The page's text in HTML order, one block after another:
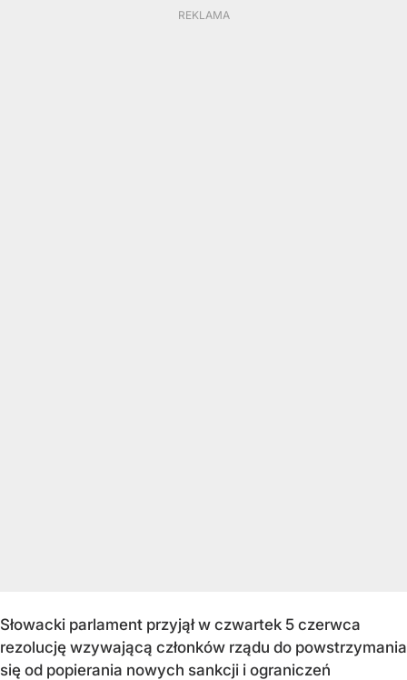
Słowacki parlament przyjął w czwartek 5 czerwca
rezolucję wzywającą członków rządu do powstrzymania
się od popierania nowych sankcji i ograniczeń